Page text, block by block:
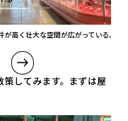
高く壮大な空間が広がっている。
してみます。まずは屋